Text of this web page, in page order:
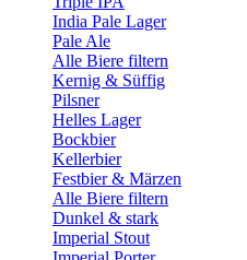
India Pale Lager
Pale Ale
Alle Biere filtern
Kernig & Süffig
Pilsner
Helles Lager
Bockbier
Kellerbier
Festbier & Märzen
Alle Biere filtern
Dunkel & stark
Imperial Stout